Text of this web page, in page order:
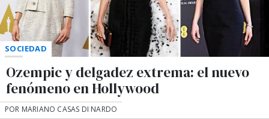
SOCIEDAD
Ozempic y delgadez extrema: el nuevo
fenómeno en Hollywood
POR MARIANO CASAS DI NARDO